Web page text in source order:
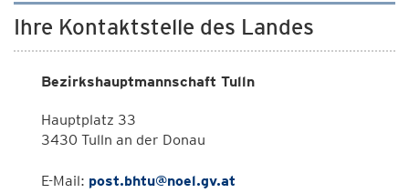
Ihre Kontaktstelle des Landes
Bezirkshauptmannschaft Tulln
Hauptplatz 33
3430 Tulln an der Donau
E-Mail: post.bhtu@noel.gv.at